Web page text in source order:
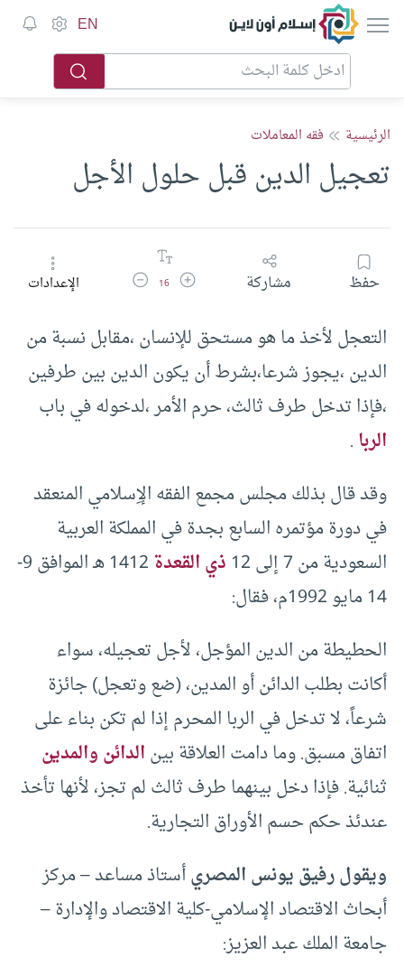
إسلام أون لاين EN
الرئيسية فقه المعاملات
تعجيل الدين قبل حلول الأجل
حفظ مشاركة زيادة حجم الخط
16 تقليل حجم الخطالإعدادات
التعجل لأخذ ما هو مستحق للإنسان ،مقابل نسبة من
الدين ،يجوز شرعا،بشرط أن يكون الدين بين طرفين
،فإذا تدخل طرف ثالث، حرم الأمر ،لدخوله في باب
الربا.
وقد قال بذلك مجلس مجمع الفقه الإِسلامي المنعقد
في دورة مؤتمره السابع بجدة في المملكة العربية
السعودية من 7 إلى 12
ذي القعدة
1412 هـ الموافق 9-
14 مايو 1992م، فقال:
الحطيطة من الدين المؤجل، لأجل تعجيله، سواء
أكانت بطلب الدائن أو المدين، (ضع وتعجل) جائزة
شرعاً، لا تدخل في الربا المحرم إذا لم تكن بناء على
اتفاق مسبق. وما دامت العلاقة بينالدائن والمدين
ثنائية. فإذا دخل بينهما طرف ثالث لم تجز، لأنها تأخذ
عندئذ حكم حسم الأوراق التجارية.
ويقول رفيق يونس المصريأستاذ مساعد – مركز
أبحاث الاقتصاد الإسلامي-كلية الاقتصاد والإدارة –
جامعة الملك عبد العزيز: